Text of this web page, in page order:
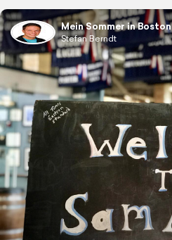
Mein Sommer in Boston
Stefan Berndt